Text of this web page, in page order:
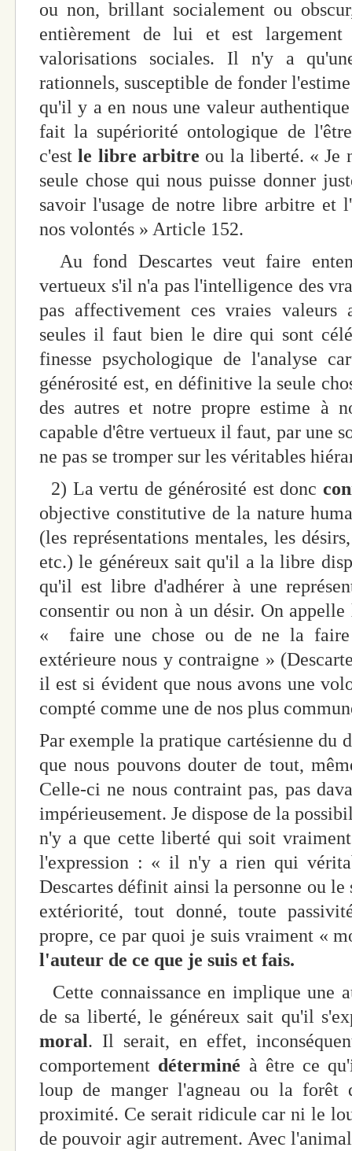
ou non, brillant socialement ou
entièrement de lui et est
valorisations sociales. Il n'y a
rationnels, susceptible de fonder
qu'il y a en nous une valeur
fait la supériorité ontologique de
c'estle libre arbitre ou la liberté. « Je
seule chose qui nous puisse donner
savoir l'usage de notre libre arbitre et
nos volontés » Article 152.
Au fond Descartes veut faire
vertueux s'il n'a pas l'intelligence des
pas affectivement ces vraies valeurs
seules il faut bien le dire qui sont
finesse psychologique de l'analyse
générosité est, en définitive la seule
des autres et notre propre estime à
capable d'être vertueux il faut, par une
ne pas se tromper sur les véritables
2) La vertu de générosité est donc
objective constitutive de la nature
(les représentations mentales, les
etc.) le généreux sait qu'il a la libre
qu'il est libre d'adhérer à une
consentir ou non à un désir. On appelle
« faire une chose ou de ne la faire
extérieure nous y contraigne »
il est si évident que nous avons une
compté comme une de nos plus
Par exemple la pratique cartésienne du
que nous pouvons douter de tout,
Celle-ci ne nous contraint pas, pas
impérieusement. Je dispose de la
n'y a que cette liberté qui soit
l'expression : « il n'y a rien qui
Descartes définit ainsi la personne ou
extériorité, tout donné, toute
propre, ce par quoi je suis vraiment «
l'auteur de ce que je suis et fais.
Cette connaissance en implique une
de sa liberté, le généreux sait qu'il
moral. Il serait, en effet,
comportement déterminé à être ce
loup de manger l'agneau ou la forêt
proximité. Ce serait ridicule car ni le
de pouvoir agir autrement. Avec